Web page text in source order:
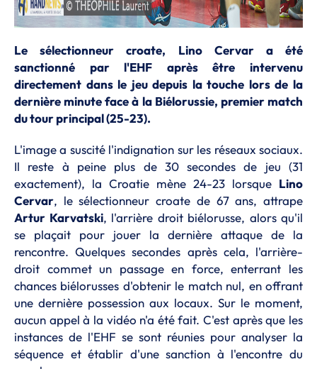
Le sélectionneur croate, Lino Cervar a été
sanctionné par l'EHF après être intervenu
directement dans le jeu depuis la touche lors de la
dernière minute face à la Biélorussie, premier match
du tour principal (25-23).
L'image a suscité l'indignation sur les réseaux sociaux.
Il reste à peine plus de 30 secondes de jeu (31
exactement), la Croatie mène 24-23 lorsque Lino
Cervar, le sélectionneur croate de 67 ans, attrape
Artur Karvatski, l'arrière droit biélorusse, alors qu'il
se plaçait pour jouer la dernière attaque de la
rencontre. Quelques secondes après cela, l'arrière-
droit commet un passage en force, enterrant les
chances biélorusses d'obtenir le match nul, en offrant
une dernière possession aux locaux. Sur le moment,
aucun appel à la vidéo n'a été fait. C'est après que les
instances de l'EHF se sont réunies pour analyser la
séquence et établir d'une sanction à l'encontre du